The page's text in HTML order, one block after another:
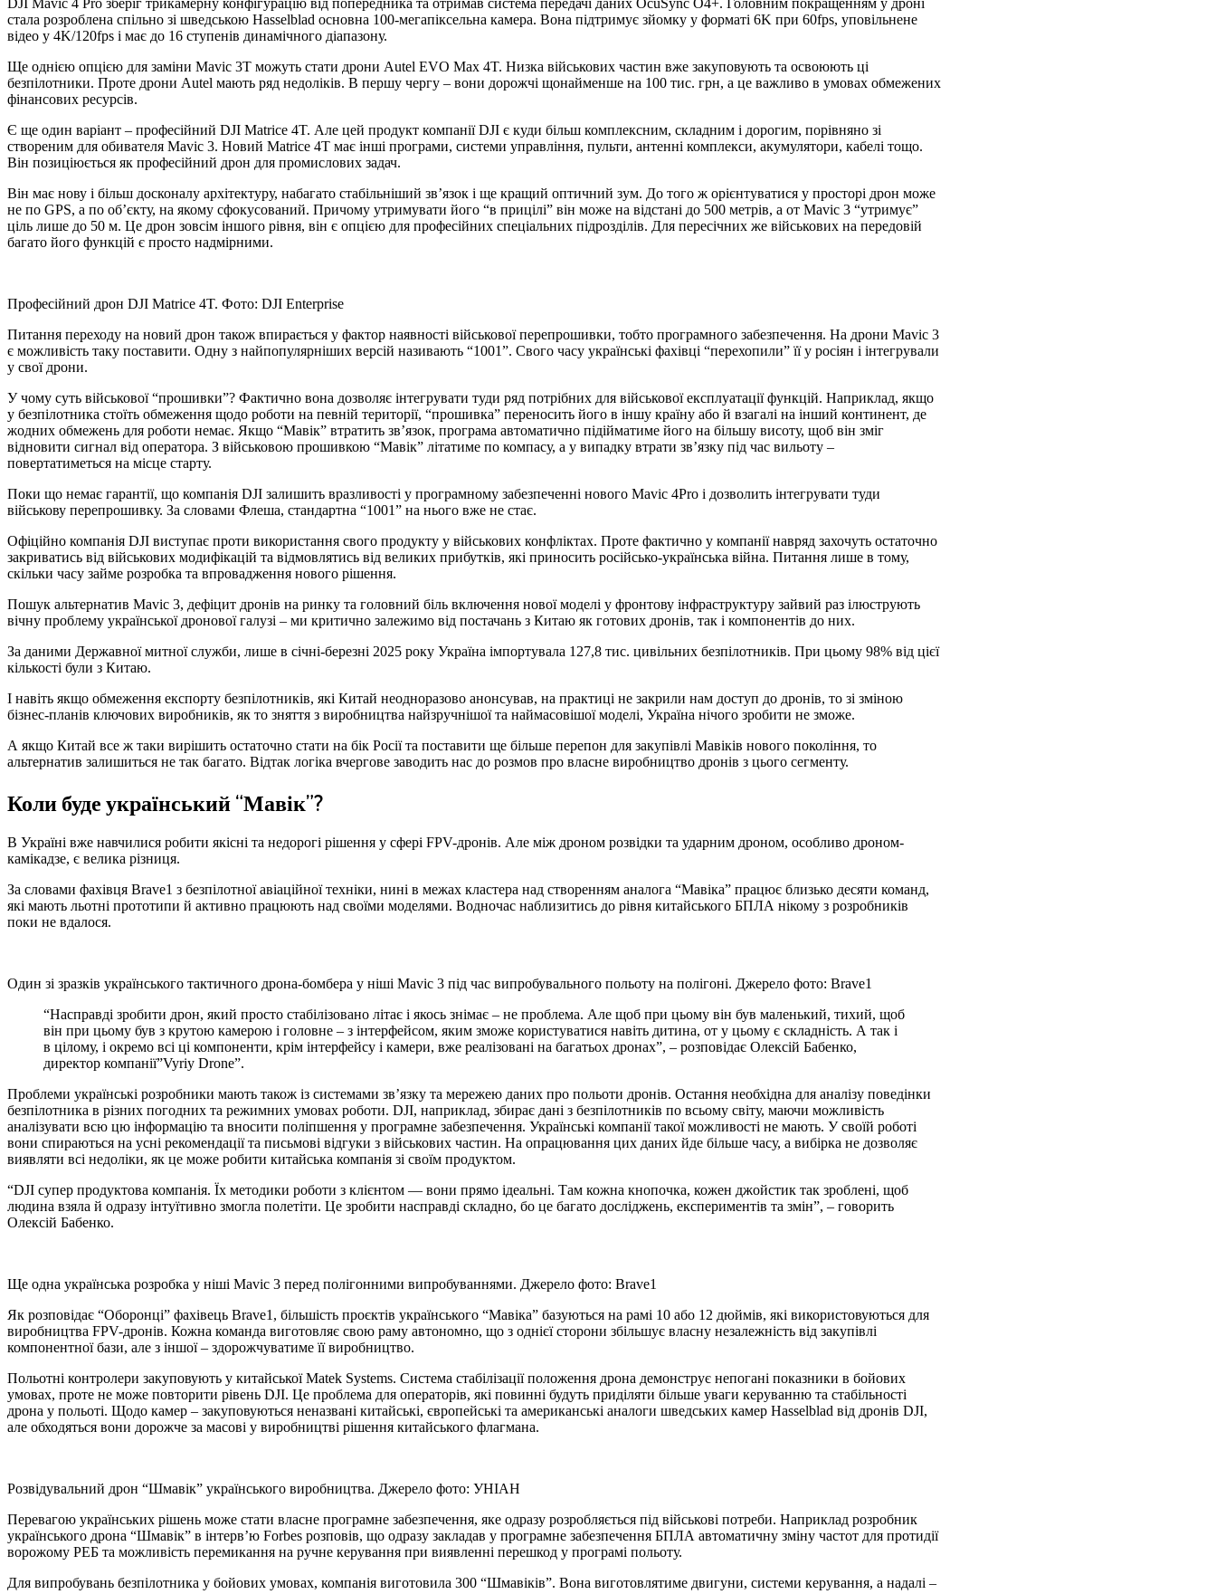
DJI Mavic 4 Pro зберіг трикамерну конфігурацію від попередника та отримав система передачі даних OcuSync O4+. Головним покращенням у дроні
стала розроблена спільно зі шведською Hasselblad основна 100-мегапіксельна камера. Вона підтримує зйомку у форматі 6K при 60fps, уповільнене
відео у 4K/120fps і має до 16 ступенів динамічного діапазону.
Ще однією опцією для заміни Mavic 3Т можуть стати дрони Autel EVO Max 4T. Низка військових частин вже закуповують та освоюють ці
безпілотники. Проте дрони Autel мають ряд недоліків. В першу чергу – вони дорожчі щонайменше на 100 тис. грн, а це важливо в умовах обмежених
фінансових ресурсів.
Є ще один варіант – професійний DJI Matrice 4T. Але цей продукт компанії DJI є куди більш комплексним, складним і дорогим, порівняно зі
створеним для обивателя Mavic 3. Новий Matrice 4T має інші програми, системи управління, пульти, антенні комплекси, акумулятори, кабелі тощо.
Він позиціюється як професійний дрон для промислових задач.
Він має нову і більш досконалу архітектуру, набагато стабільніший зв’язок і ще кращий оптичний зум. До того ж орієнтуватися у просторі дрон може
не по GPS, а по об’єкту, на якому сфокусований. Причому утримувати його “в прицілі” він може на відстані до 500 метрів, а от Mavic 3 “утримує”
ціль лише до 50 м. Це дрон зовсім іншого рівня, він є опцією для професійних спеціальних підрозділів. Для пересічних же військових на передовій
багато його функцій є просто надмірними.
Професійний дрон DJI Matrice 4T. Фото: DJI Enterprise
Питання переходу на новий дрон також впирається у фактор наявності військової перепрошивки, тобто програмного забезпечення. На дрони Mavic 3
є можливість таку поставити. Одну з найпопулярніших версій називають “1001”. Свого часу українські фахівці “перехопили” її у росіян і інтегрували
у свої дрони.
У чому суть військової “прошивки”? Фактично вона дозволяє інтегрувати туди ряд потрібних для військової експлуатації функцій. Наприклад, якщо
у безпілотника стоїть обмеження щодо роботи на певній території, “прошивка” переносить його в іншу країну або й взагалі на інший континент, де
жодних обмежень для роботи немає. Якщо “Мавік” втратить зв’язок, програма автоматично підійматиме його на більшу висоту, щоб він зміг
відновити сигнал від оператора. З військовою прошивкою “Мавік” літатиме по компасу, а у випадку втрати зв’язку під час вильоту –
повертатиметься на місце старту.
Поки що немає гарантії, що компанія DJI залишить вразливості у програмному забезпеченні нового Mavic 4Pro і дозволить інтегрувати туди
військову перепрошивку. За словами Флеша, стандартна “1001” на нього вже не стає.
Офіційно компанія DJI виступає проти використання свого продукту у військових конфліктах. Проте фактично у компанії навряд захочуть остаточно
закриватись від військових модифікацій та відмовлятись від великих прибутків, які приносить російсько-українська війна. Питання лише в тому,
скільки часу займе розробка та впровадження нового рішення.
Пошук альтернатив Mavic 3, дефіцит дронів на ринку та головний біль включення нової моделі у фронтову інфраструктуру зайвий раз ілюструють
вічну проблему української дронової галузі – ми критично залежимо від постачань з Китаю як готових дронів, так і компонентів до них.
За даними Державної митної служби, лише в січні-березні 2025 року Україна імпортувала 127,8 тис. цивільних безпілотників. При цьому 98% від цієї
кількості були з Китаю.
І навіть якщо обмеження експорту безпілотників, які Китай неодноразово анонсував, на практиці не закрили нам доступ до дронів, то зі зміною
бізнес-планів ключових виробників, як то зняття з виробництва найзручнішої та наймасовішої моделі, Україна нічого зробити не зможе.
А якщо Китай все ж таки вирішить остаточно стати на бік Росії та поставити ще більше перепон для закупівлі Мавіків нового покоління, то
альтернатив залишиться не так багато. Відтак логіка вчергове заводить нас до розмов про власне виробництво дронів з цього сегменту.
Коли буде український “Мавік”?
В Україні вже навчилися робити якісні та недорогі рішення у сфері FPV-дронів. Але між дроном розвідки та ударним дроном, особливо дроном-
камікадзе, є велика різниця.
За словами фахівця Brave1 з безпілотної авіаційної техніки, нині в межах кластера над створенням аналога “Мавіка” працює близько десяти команд,
які мають льотні прототипи й активно працюють над своїми моделями. Водночас наблизитись до рівня китайського БПЛА нікому з розробників
поки не вдалося.
Один зі зразків українського тактичного дрона-бомбера у ніші Mavic 3 під час випробувального польоту на полігоні. Джерело фото: Brave1
“Насправді зробити дрон, який просто стабілізовано літає і якось знімає – не проблема. Але щоб при цьому він був маленький, тихий, щоб
він при цьому був з крутою камерою і головне – з інтерфейсом, яким зможе користуватися навіть дитина, от у цьому є складність. А так і
в цілому, і окремо всі ці компоненти, крім інтерфейсу і камери, вже реалізовані на багатьох дронах”, – розповідає Олексій Бабенко,
директор компанії”Vyriy Drone”.
Проблеми українські розробники мають також із системами зв’язку та мережею даних про польоти дронів. Остання необхідна для аналізу поведінки
безпілотника в різних погодних та режимних умовах роботи. DJI, наприклад, збирає дані з безпілотників по всьому світу, маючи можливість
аналізувати всю цю інформацію та вносити поліпшення у програмне забезпечення. Українські компанії такої можливості не мають. У своїй роботі
вони спираються на усні рекомендації та письмові відгуки з військових частин. На опрацювання цих даних йде більше часу, а вибірка не дозволяє
виявляти всі недоліки, як це може робити китайська компанія зі своїм продуктом.
“DJI супер продуктова компанія. Їх методики роботи з клієнтом — вони прямо ідеальні. Там кожна кнопочка, кожен джойстик так зроблені, щоб
людина взяла й одразу інтуїтивно змогла полетіти. Це зробити насправді складно, бо це багато досліджень, експериментів та змін”, – говорить
Олексій Бабенко.
Ще одна українська розробка у ніші Mavic 3 перед полігонними випробуваннями. Джерело фото: Brave1
Як розповідає “Оборонці” фахівець Brave1, більшість проєктів українського “Мавіка” базуються на рамі 10 або 12 дюймів, які використовуються для
виробництва FPV-дронів. Кожна команда виготовляє свою раму автономно, що з однієї сторони збільшує власну незалежність від закупівлі
компонентної бази, але з іншої – здорожчуватиме її виробництво.
Польотні контролери закуповують у китайської Matek Systems. Система стабілізації положення дрона демонструє непогані показники в бойових
умовах, проте не може повторити рівень DJI. Це проблема для операторів, які повинні будуть приділяти більше уваги керуванню та стабільності
дрона у польоті. Щодо камер – закуповуються неназвані китайські, європейські та американські аналоги шведських камер Hasselblad від дронів DJI,
але обходяться вони дорожче за масові у виробництві рішення китайського флагмана.
Розвідувальний дрон “Шмавік” українського виробництва. Джерело фото: УНІАН
Перевагою українських рішень може стати власне програмне забезпечення, яке одразу розробляється під військові потреби. Наприклад розробник
українського дрона “Шмавік” в інтерв’ю Forbes розповів, що одразу закладав у програмне забезпечення БПЛА автоматичну зміну частот для протидії
ворожому РЕБ та можливість перемикання на ручне керування при виявленні перешкод у програмі польоту.
Для випробувань безпілотника у бойових умовах, компанія виготовила 300 “Шмавіків”. Вона виготовлятиме двигуни, системи керування, а надалі –